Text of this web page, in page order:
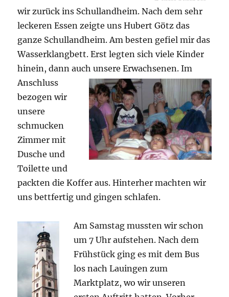
wir zurück ins Schullandheim. Nach dem sehr
leckeren Essen zeigte uns Hubert Götz das
ganze Schullandheim. Am besten gefiel mir das
Wasserklangbett. Erst legten sich viele Kinder
hinein, dann auch unsere Erwachsenen. Im
Anschluss
bezogen wir
unsere
schmucken
Zimmer mit
Dusche und
Toilette und
packten die Koffer aus. Hinterher machten wir
uns bettfertig und gingen schlafen.
Am Samstag mussten wir schon
um 7 Uhr aufstehen. Nach dem
Frühstück ging es mit dem Bus
los nach Lauingen zum
Marktplatz, wo wir unseren